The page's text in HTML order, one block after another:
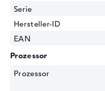
Serie
Hersteller-ID
EAN
Prozessor
Prozessor